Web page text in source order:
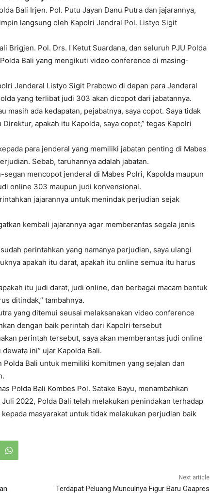
Bali Irjen. Pol. Putu Jayan Danu Putra dan jajarannya,
langsung oleh Kapolri Jendral Pol. Listyo Sigit
Brigjen. Pol. Drs. I Ketut Suardana, dan seluruh PJU Polda
Bali yang mengikuti video conference di masing-
Jenderal Listyo Sigit Prabowo di depan para Jenderal
yang terlibat judi 303 akan dicopot dari jabatannya.
masih ada kedapatan, pejabatnya, saya copot. Saya tidak
apakah itu Kapolda, saya copot,” tegas Kapolri
para jenderal yang memiliki jabatan penting di Mabes
Sebab, taruhannya adalah jabatan.
segan mencopot jenderal di Mabes Polri, Kapolda maupun
online 303 maupun judi konvensional.
jajarannya untuk menindak perjudian sejak
kembali jajarannya agar memberantas segala jenis
perintahkan yang namanya perjudian, saya ulangi
apakah itu darat, apakah itu online semua itu harus
itu judi darat, judi online, dan berbagai macam bentuk
ditindak,” tambahnya.
yang ditemui seusai melaksanakan video conference
dengan baik perintah dari Kapolri tersebut
perintah tersebut, saya akan memberantas judi online
ini” ujar Kapolda Bali.
Bali untuk memiliki komitmen yang sejalan dan
Polda Bali Kombes Pol. Satake Bayu, menambahkan
2022, Polda Bali telah melakukan penindakan terhadap
masyarakat untuk tidak melakukan perjudian baik
Next article
Terdapat Peluang Munculnya Figur Baru Caapres